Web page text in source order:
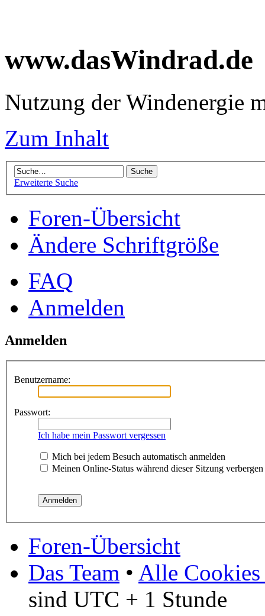
www.dasWindrad.de
Nutzung der Windenergie
Zum Inhalt
Erweiterte Suche
Foren-Übersicht
Ändere Schriftgröße
FAQ
Anmelden
Anmelden
Benutzername:
Passwort:
Ich habe mein Passwort vergessen
Mich bei jedem Besuch automatisch anmelden
Meinen Online-Status während dieser Sitzung verbergen
Foren-Übersicht
Das Team • Alle Cookies
sind UTC + 1 Stunde